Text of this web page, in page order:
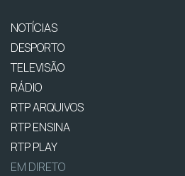
NOTÍCIAS
DESPORTO
TELEVISÃO
RÁDIO
RTP ARQUIVOS
RTP ENSINA
RTP PLAY
EM DIRETO